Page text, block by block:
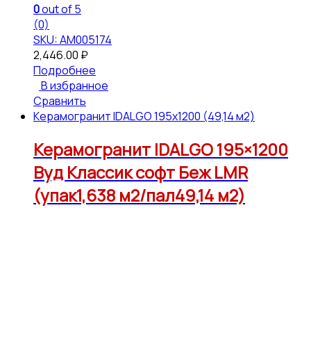
0out of 5
(0)
SKU: АМ005174
2,446.00 ₽
Подробнее
В избранное
Сравнить
Керамогранит IDALGO 195x1200 (49,14 м2)
Керамогранит IDALGO 195×1200
Вуд Классик софт Беж LMR
(упак1,638 м2/пал49,14 м2)